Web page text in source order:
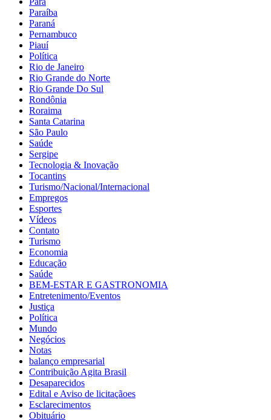
Paraíba
Paraná
Pernambuco
Piauí
Política
Rio de Janeiro
Rio Grande do Norte
Rio Grande Do Sul
Rondônia
Roraima
Santa Catarina
São Paulo
Saúde
Sergipe
Tecnologia & Inovação
Tocantins
Turismo/Nacional/Internacional
Empregos
Esportes
Vídeos
Contato
Turismo
Economia
Educação
Saúde
BEM-ESTAR E GASTRONOMIA
Entretenimento/Eventos
Justiça
Política
Mundo
Negócios
Notas
balanço empresarial
Contribuição Agita Brasil
Desaparecidos
Edital e Aviso de licitaçãoes
Esclarecimentos
Obituário